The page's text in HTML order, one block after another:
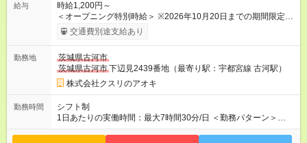
給与
時給1,200円～
＜オープニング特別時給＞ ※2026年10月20日までの期間限定特
別時給 8:30～17:00 時給1300円 17:00～22:00 時給1400円
※2026年10月21日～通常時給適用 8:30～17:00 時給1200円
降 25％増し（営業店舗のみ） 【手当】 登録販売者資格手当
（時給＋30円） 【試用期間】試用期間なし
交通費別途支給あり
勤務地
茨城県古河市
茨城県古河市下辺見2439番地（最寄り駅：宇都宮線 古河駅）
株式会社クスリのアオキ
勤務時間
シフト制
1日あたりの実働時間：最大7時間30分/日 ＜勤務パターン＞
・ 8:30～16:00 ・ 12:00～18:00 ・ 16:00～22:00 1日5時間 （7